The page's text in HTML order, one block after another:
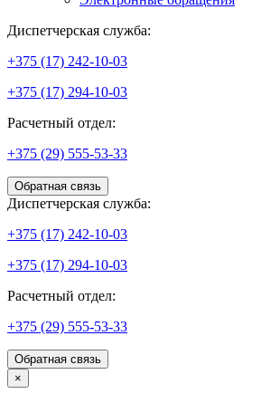
Диспетчерская служба:
+375 (17) 242-10-03
+375 (17) 294-10-03
Расчетный отдел:
+375 (29) 555-53-33
Обратная связь
Диспетчерская служба:
+375 (17) 242-10-03
+375 (17) 294-10-03
Расчетный отдел:
+375 (29) 555-53-33
Обратная связь
×